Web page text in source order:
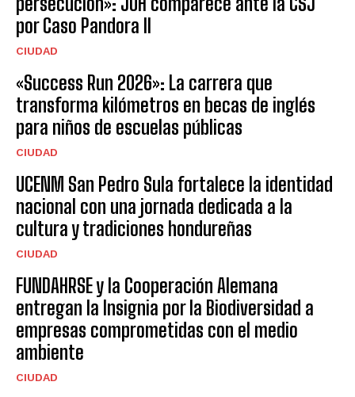
por Caso Pandora II
CIUDAD
«Success Run 2026»: La carrera que
transforma kilómetros en becas de inglés
para niños de escuelas públicas
CIUDAD
UCENM San Pedro Sula fortalece la identidad
nacional con una jornada dedicada a la
cultura y tradiciones hondureñas
CIUDAD
FUNDAHRSE y la Cooperación Alemana
entregan la Insignia por la Biodiversidad a
empresas comprometidas con el medio
ambiente
CIUDAD